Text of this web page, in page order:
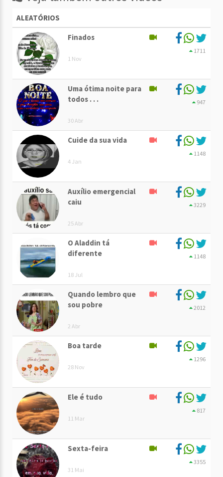
ALEATÓRIOS
Finados
1 Nov
1711
Uma ótima noite para
todos . . .
30 Abr
947
Cuide da sua vida
4 Jan
1148
Auxílio emergencial
caiu
25 Abr
3229
O Aladdin tá
diferente
18 Jul
1148
Quando lembro que
sou pobre
2 Abr
2012
Boa tarde
28 Nov
1296
Ele é tudo
11 Mar
817
Sexta-feira
31 Mai
3355